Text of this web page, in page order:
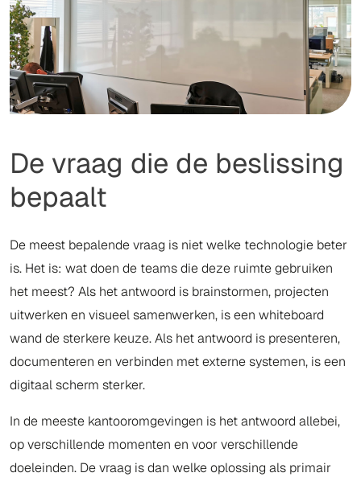
De vraag die de beslissing
bepaalt
De meest bepalende vraag is niet welke technologie beter
is. Het is: wat doen de teams die deze ruimte gebruiken
het meest? Als het antwoord is brainstormen, projecten
uitwerken en visueel samenwerken, is een whiteboard
wand de sterkere keuze. Als het antwoord is presenteren,
documenteren en verbinden met externe systemen, is een
digitaal scherm sterker.
In de meeste kantooromgevingen is het antwoord allebei,
op verschillende momenten en voor verschillende
doeleinden. De vraag is dan welke oplossing als primair